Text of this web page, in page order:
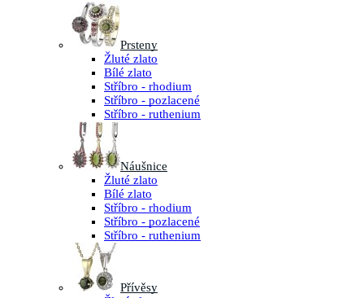
Prsteny
Žluté zlato
Bílé zlato
Stříbro - rhodium
Stříbro - pozlacené
Stříbro - ruthenium
Náušnice
Žluté zlato
Bílé zlato
Stříbro - rhodium
Stříbro - pozlacené
Stříbro - ruthenium
Přívěsy